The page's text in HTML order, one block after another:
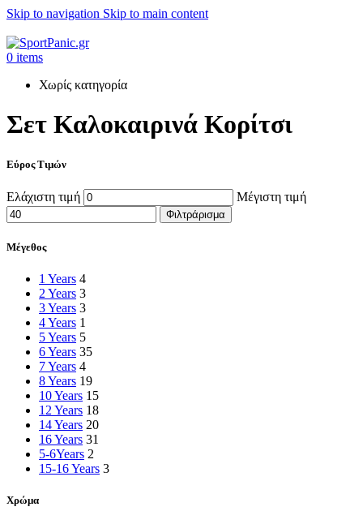
Skip to navigation Skip to main content
0 items
Χωρίς κατηγορία
Σετ Καλοκαιρινά Κορίτσι
Εύρος Τιμών
Ελάχιστη τιμή Μέγιστη τιμή
Φιλτράρισμα
Μέγεθος
1 Years 4
2 Years 3
3 Years 3
4 Years 1
5 Years 5
6 Years 35
7 Years 4
8 Years 19
10 Years 15
12 Years 18
14 Years 20
16 Years 31
5-6Years 2
15-16 Years 3
Χρώμα